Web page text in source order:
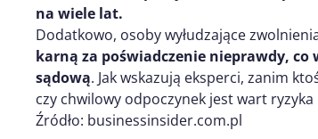
na wiele lat.
Dodatkowo, osoby wyłudzające
karną za poświadczenie nieprawdy, co
sądową. Jak wskazują eksperci, zanim
czy chwilowy odpoczynek jest wart
Źródło: businessinsider.com.pl